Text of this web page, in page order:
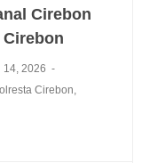
Cirebon
Cirebon
14, 2026
Cirebon